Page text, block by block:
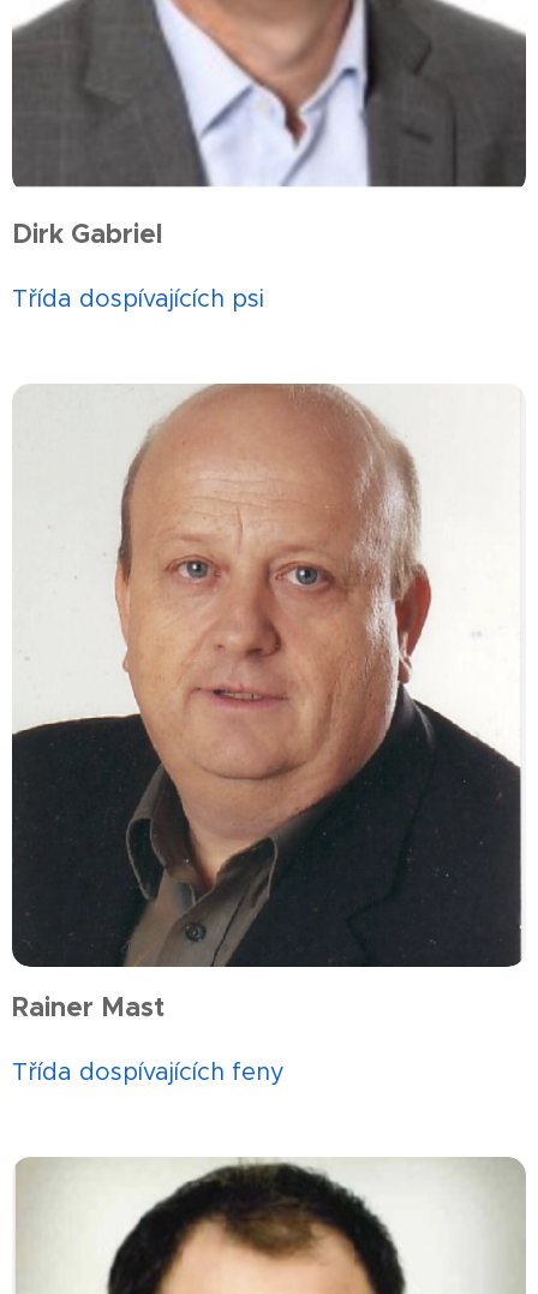
Dirk Gabriel
Třída dospívajících psi
Rainer Mast
Třída dospívajících feny